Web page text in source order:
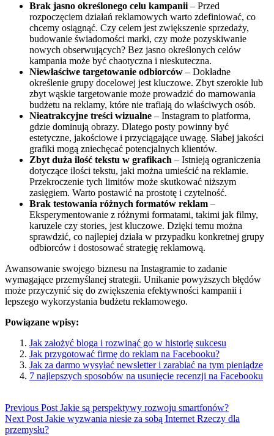
Brak jasno określonego celu kampanii – Przed
rozpoczęciem działań reklamowych warto zdefiniować, co
chcemy osiągnąć. Czy celem jest zwiększenie sprzedaży,
budowanie świadomości marki, czy może pozyskiwanie
nowych obserwujących? Bez jasno określonych celów
kampania może być chaotyczna i nieskuteczna.
Niewłaściwe targetowanie odbiorców – Dokładne
określenie grupy docelowej jest kluczowe. Zbyt szerokie lub
zbyt wąskie targetowanie może prowadzić do marnowania
budżetu na reklamy, które nie trafiają do właściwych osób.
Nieatrakcyjne treści wizualne – Instagram to platforma,
gdzie dominują obrazy. Dlatego posty powinny być
estetyczne, jakościowe i przyciągające uwagę. Słabej jakości
grafiki mogą zniechęcać potencjalnych klientów.
Zbyt duża ilość tekstu w grafikach – Istnieją ograniczenia
dotyczące ilości tekstu, jaki można umieścić na reklamie.
Przekroczenie tych limitów może skutkować niższym
zasięgiem. Warto postawić na prostotę i czytelność.
Brak testowania różnych formatów reklam –
Eksperymentowanie z różnymi formatami, takimi jak filmy,
karuzele czy stories, jest kluczowe. Dzięki temu można
sprawdzić, co najlepiej działa w przypadku konkretnej grupy
odbiorców i dostosować strategię reklamową.
Awansowanie swojego biznesu na Instagramie to zadanie
wymagające przemyślanej strategii. Unikanie powyższych błędów
może przyczynić się do zwiększenia efektywności kampanii i
lepszego wykorzystania budżetu reklamowego.
Powiązane wpisy:
Jak założyć bloga i rozwinąć go w historię sukcesu
Jak przygotować firmę do reklam na Facebooku?
Jak za darmo wysyłać newsletter i zarabiać na tym pieniądze
7 najlepszych sposobów na usunięcie recenzji na Facebooku
Previous Post Jakie są perspektywy rozwoju smartfonów?
Next Post Jakie wyzwania niesie za sobą Internet Rzeczy dla
przemysłu?